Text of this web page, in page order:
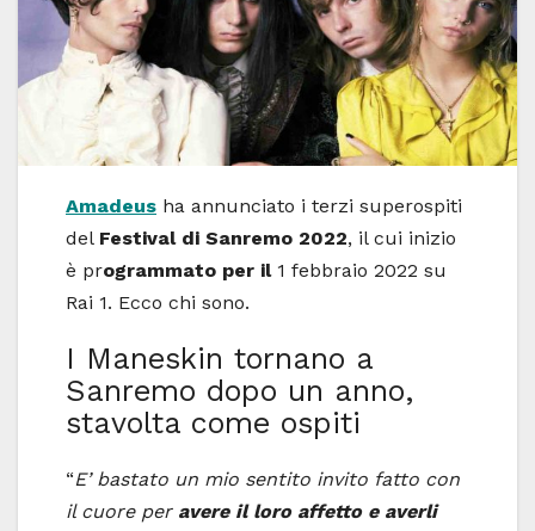
Amadeus ha annunciato i terzi superospiti
del Festival di Sanremo 2022, il cui inizio
è programmato per il 1 febbraio 2022 su
Rai 1. Ecco chi sono.
I Maneskin tornano a
Sanremo dopo un anno,
stavolta come ospiti
“E’ bastato un mio sentito invito fatto con
il cuore per avere il loro affetto e averli